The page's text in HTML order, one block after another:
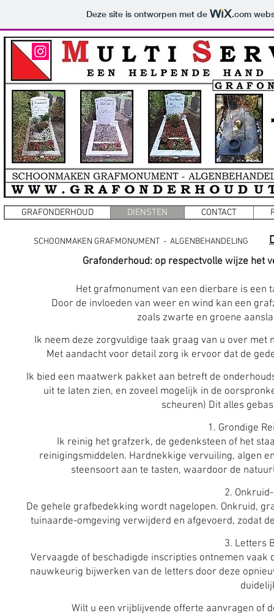
Deze site is ontworpen met de .com
GRAFONDERHOUD DIENSTEN CONTACT
SCHOONMAKEN GRAFMONUMENT -
Grafonderhoud: op respectvolle wijze het
Het grafmonument van een dierbare is een
Door de invloeden van weer en wind kan een
zoals zwarte en groene
Ik neem deze zorgvuldige taak graag van u over
Met aandacht voor detail zorg ik ervoor dat de
Ik bied een maatwerk pakket aan betreft de
uit te laten zien, en zoveel mogelijk in de
scheuren) Dit alles
1. Grondige
Ik reinig het grafzerk, de gedenksteen of het
reinigingsmiddelen. Hardnekkige vervuiling, algen
steensoort aan te tasten, waardoor de
2.
De gehele grafbedekking wordt nagelopen. Onkruid,
tuinaarde-omgeving verwijderd en afgevoerd, zodat
3. Letters
Vervaagde of beschadigde inscripties ontnemen
nauwkeurig bijwerken van de letters door deze
Wilt u een vrijblijvende offerte aanvragen of